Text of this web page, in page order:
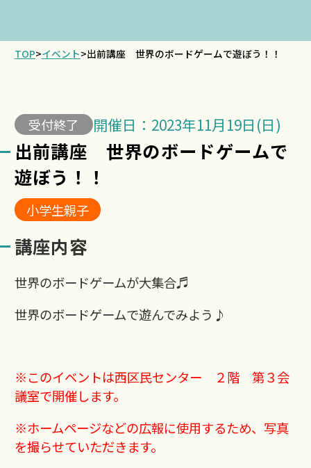
TOP>イベント>出前講座 世界のボードゲームで遊ぼう！！
受付終了 開催日：2023年11月19日(日)
出前講座 世界のボードゲームで
遊ぼう！！
小学生親子
講座内容
世界のボードゲームが大集合♬
世界のボードゲームで遊んでみよう♪
※このイベントは西区民センター ２階 第３会
議室で開催します。
※ホームページなどの広報に使用するため、写真
を撮らせていただきます。